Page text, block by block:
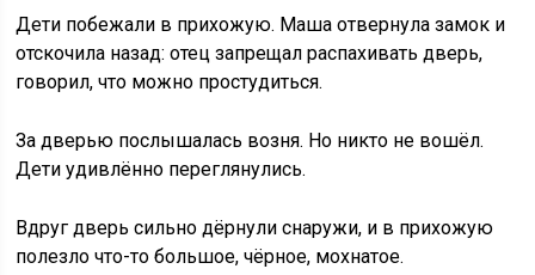
Дети побежали в прихожую. Маша отвернула замок и
отскочила назад: отец запрещал распахивать дверь,
говорил, что можно простудиться.
За дверью послышалась возня. Но никто не вошёл.
Дети удивлённо переглянулись.
Вдруг дверь сильно дёрнули снаружи, и в прихожую
полезло что-то большое, чёрное, мохнатое.